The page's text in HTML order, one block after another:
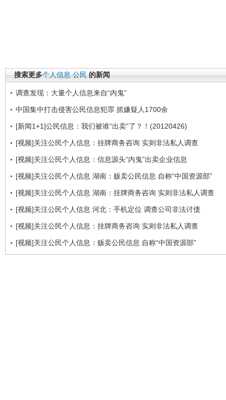
搜索更多个人信息 公民 的新闻
调查发现：大量个人信息来自“内鬼”
中国集中打击侵害公民信息犯罪 抓嫌疑人1700余
[新闻1+1]公民信息：我们被谁“出卖”了？！(20120426)
[视频]关注公民个人信息：挂牌商务咨询 实则非法私人调查
[视频]关注公民个人信息：信息源头“内鬼”出卖企业信息
[视频]关注公民个人信息 湖南：贩卖公民信息 自称“中国资源部”
[视频]关注公民个人信息 湖南：挂牌商务咨询 实则非法私人调查
[视频]关注公民个人信息 河北：手机定位 调查公司非法讨债
[视频]关注公民个人信息：挂牌商务咨询 实则非法私人调查
[视频]关注公民个人信息：贩卖公民信息 自称“中国资源部”